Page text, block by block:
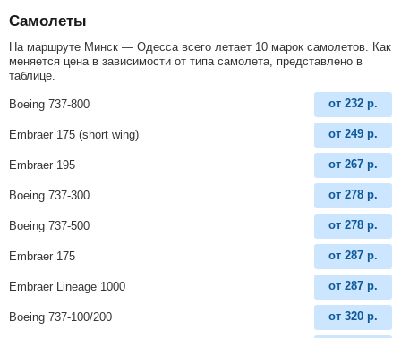
Самолеты
На маршруте Минск — Одесса всего летает 10 марок самолетов. Как
меняется цена в зависимости от типа самолета, представлено в
таблице.
Boeing 737-800 от 232 р.
Embraer 175 (short wing) от 249 р.
Embraer 195 от 267 р.
Boeing 737-300 от 278 р.
Boeing 737-500 от 278 р.
Embraer 175 от 287 р.
Embraer Lineage 1000 от 287 р.
Boeing 737-100/200 от 320 р.